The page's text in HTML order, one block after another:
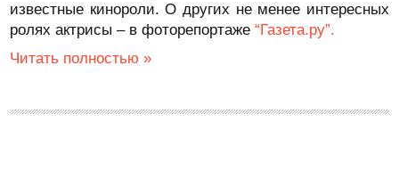
известные кинороли. О других не менее интересных
ролях актрисы – в фоторепортаже“Газета.ру”.
Читать полностью »